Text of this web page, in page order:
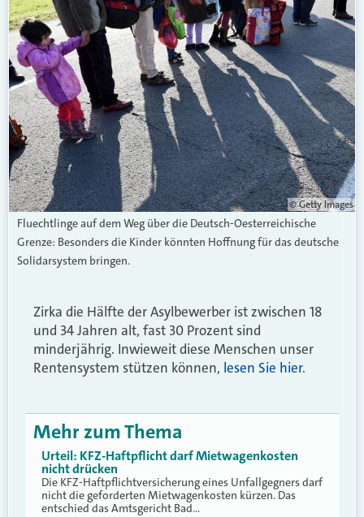
© Getty Images
Fluechtlinge auf dem Weg über die Deutsch-Oesterreichische
Grenze: Besonders die Kinder könnten Hoffnung für das deutsche
Solidarsystem bringen.
Zirka die Hälfte der Asylbewerber ist zwischen 18
und 34 Jahren alt, fast 30 Prozent sind
minderjährig. Inwieweit diese Menschen unser
Rentensystem stützen können, lesen Sie hier.
Mehr zum Thema
Urteil: KFZ-Haftpflicht darf Mietwagenkosten
nicht drücken
Die KFZ-Haftpflichtversicherung eines Unfallgegners darf
nicht die geforderten Mietwagenkosten kürzen. Das
entschied das Amtsgericht Bad…